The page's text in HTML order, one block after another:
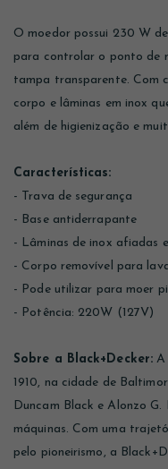
O moedor possui 230 W
para controlar o ponto de
tampa transparente. Com
corpo e lâminas em inox
além de higienização e
Características:
- Trava de segurança
- Base antiderrapante
- Lâminas de inox afiadas
- Corpo removível para
- Pode utilizar para moer
- Potência: 220W (127V)
Sobre a Black+Decker: A
1910, na cidade de
Duncam Black e Alonzo
máquinas. Com uma
pelo pioneirismo, a